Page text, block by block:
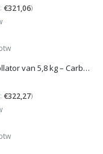
€321,06)
Homecare lichtgewicht Rollator van 5,8 kg – Carbon rollator tot 150 kg draaggewicht – Dubbel opvouwbaar en inclusief reistas - Groen
€322,27)